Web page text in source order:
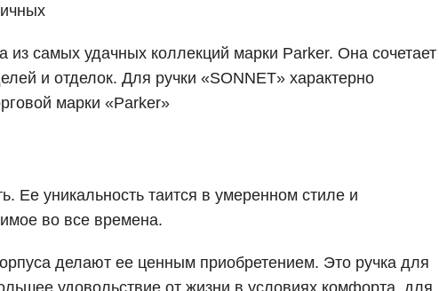
самых удачных коллекций марки Parker. Она сочетает
и отделок. Для ручки «SONNET» характерно
марки «Parker»
Ее уникальность таится в умеренном стиле и
во все времена.
делают ее ценным приобретением. Это ручка для
удовольствие от жизни в условиях комфорта, для